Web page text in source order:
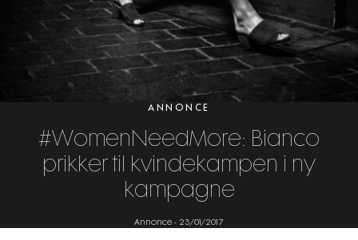
ANNONCE
#WomenNeedMore: Bianco
prikker til kvindekampen i ny
kampagne
Annonce - 23/01/2017